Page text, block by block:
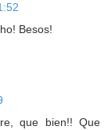
Besos!
que bien!! Que